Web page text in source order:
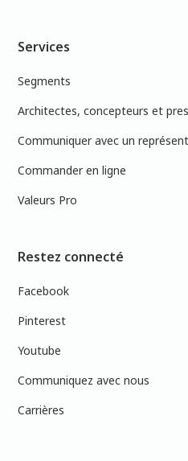
Services
Segments
Architectes, concepteurs et
Communiquer avec un
Commander en ligne
Valeurs Pro
Restez connecté
Facebook
Pinterest
Youtube
Communiquez avec nous
Carrières